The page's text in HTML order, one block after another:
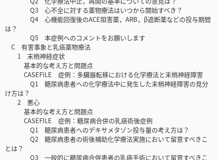
Q3 心不全に対する薬物療法はいつから開始すべき？
Q4 心機能回復後のACE阻害薬，ARB，β遮断薬などの投与期間
は？
Q5 本症例へのコメントをお願いします
C 有害事象と乳癌薬物療法
1 末梢神経症状
基本的な考え方と問題点
CASEFILE 症例：多臓器転移における化学療法と末梢神経障害
Q1 糖尿病患者への化学療法中に発生した末梢神経障害の見分
け方は？
2 悪心
基本的な考え方と問題点
CASEFILE 症例：糖尿病合併の乳癌術後症例
Q1 糖尿病患者へのデキサメタゾン投与量の考え方は？
Q2 糖尿病患者の術後補助化学療法実施において留意すべきこ
とは？
Q3 一般的に糖尿病合併患者の乳癌手術において留意すべきこ